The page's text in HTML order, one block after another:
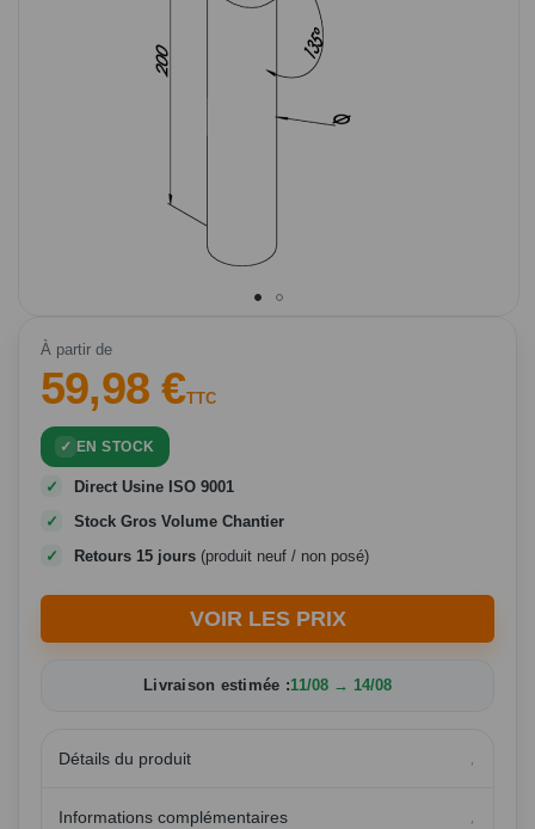
début
Galerie
d’images
À partir de
59,98 €TTC
EN STOCK
Direct Usine ISO 9001
Stock Gros Volume Chantier
Retours 15 jours (produit neuf / non posé)
VOIR LES PRIX
Livraison estimée :11/08 → 14/08
Détails du produit
Informations complémentaires